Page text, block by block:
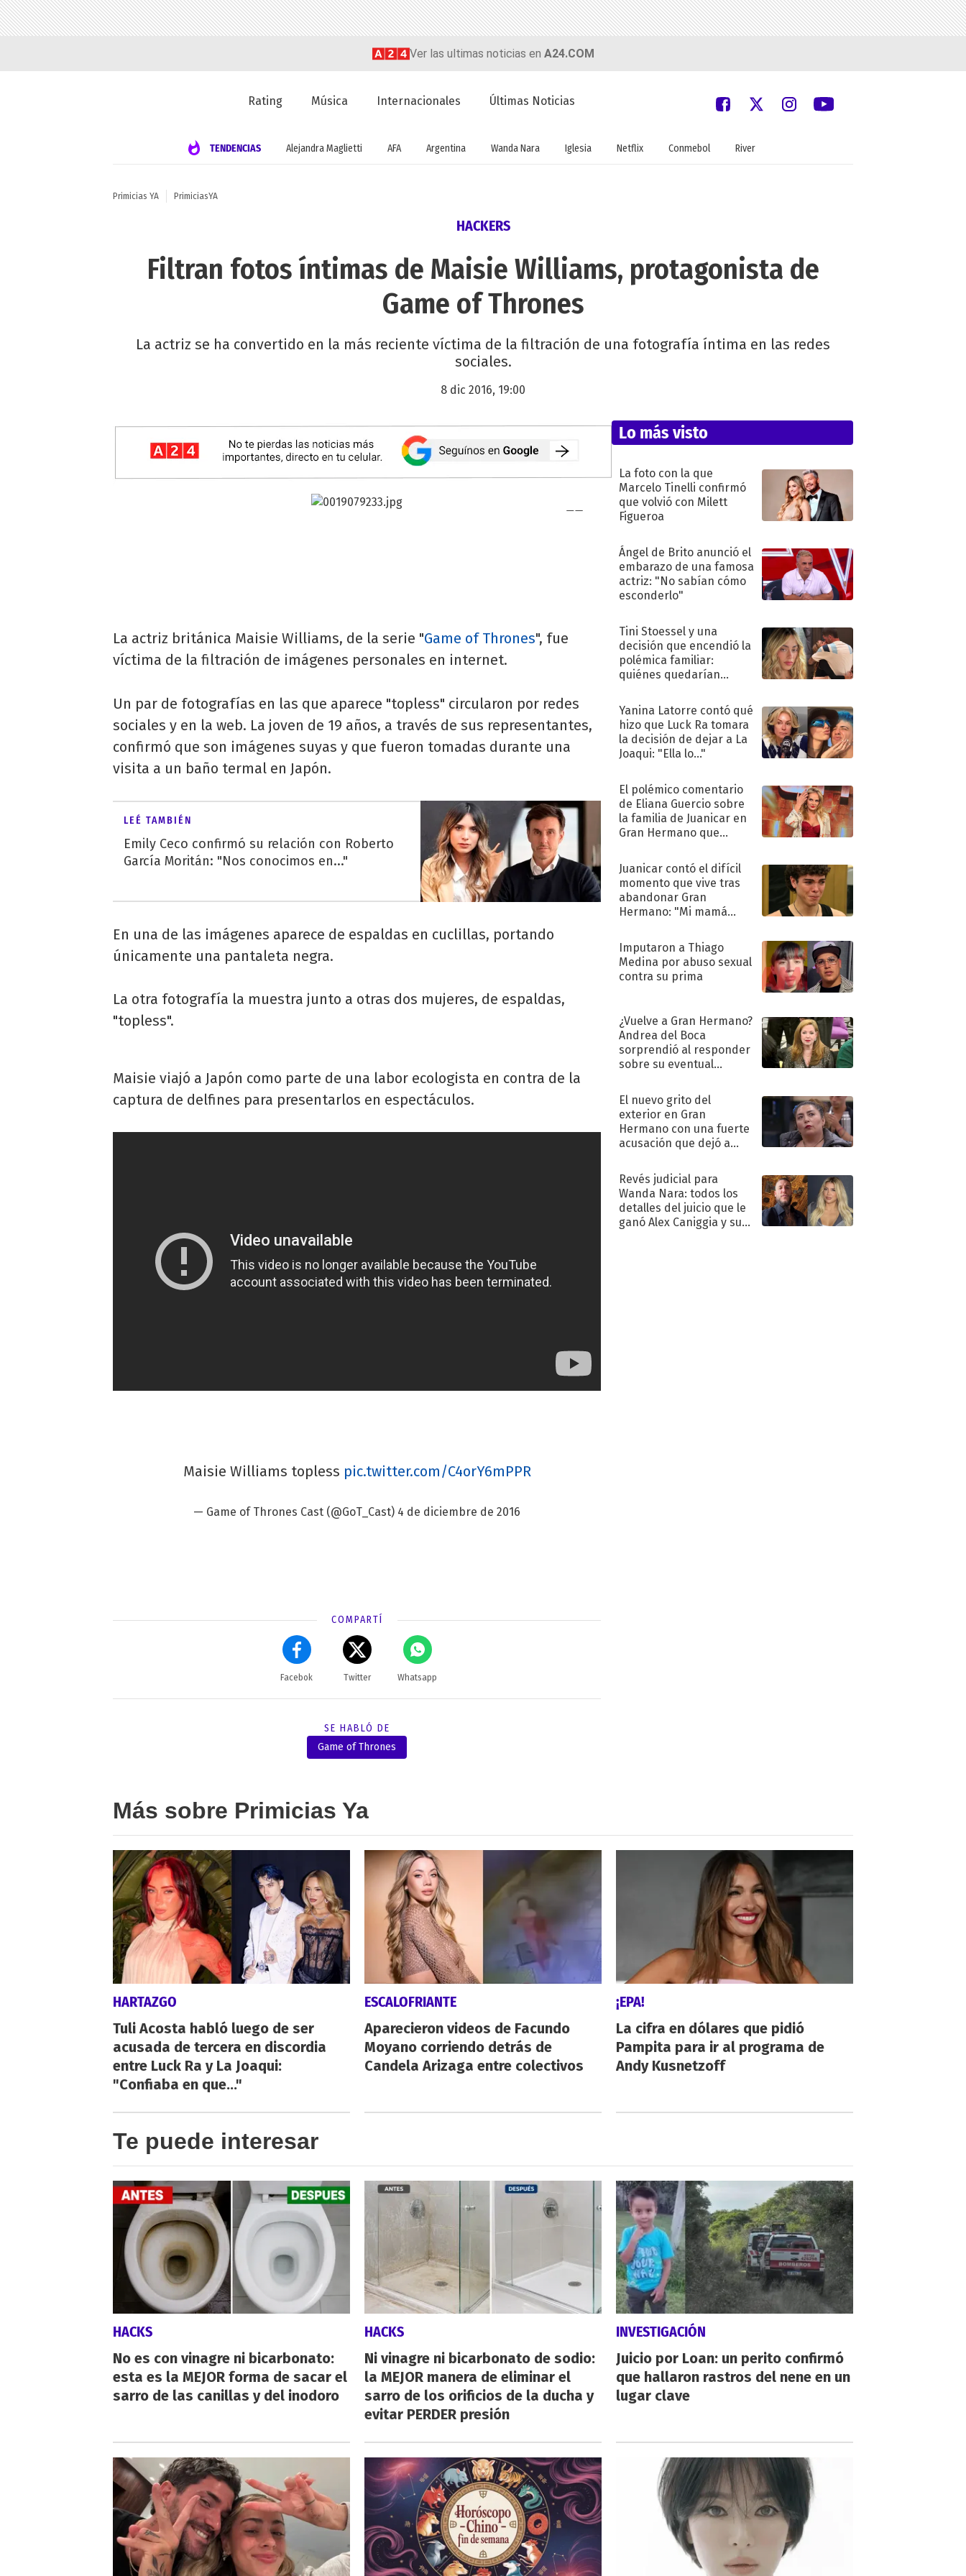
Ver las ultimas noticias en A24.COM
Rating Música Internacionales Últimas Noticias
TENDENCIAS Alejandra Maglietti AFA Argentina Wanda Nara Iglesia Netflix Conmebol River
Primicias YA PrimiciasYA
HACKERS
Filtran fotos íntimas de Maisie Williams, protagonista de
Game of Thrones
La actriz se ha convertido en la más reciente víctima de la filtración de una fotografía íntima en las redes
sociales.
8 dic 2016, 19:00
La actriz británica Maisie Williams, de la serie "Game of Thrones", fue
víctima de la filtración de imágenes personales en internet.
Un par de fotografías en las que aparece "topless" circularon por redes
sociales y en la web. La joven de 19 años, a través de sus representantes,
confirmó que son imágenes suyas y que fueron tomadas durante una
visita a un baño termal en Japón.
LEÉ TAMBIÉN
Emily Ceco confirmó su relación con Roberto
García Moritán: "Nos conocimos en..."
En una de las imágenes aparece de espaldas en cuclillas, portando
únicamente una pantaleta negra.
La otra fotografía la muestra junto a otras dos mujeres, de espaldas,
"topless".
Maisie viajó a Japón como parte de una labor ecologista en contra de la
captura de delfines para presentarlos en espectáculos.
Maisie Williams topless pic.twitter.com/C4orY6mPPR
— Game of Thrones Cast (@GoT_Cast) 4 de diciembre de 2016
COMPARTÍ
Facebok Twitter Whatsapp
SE HABLÓ DE
Game of Thrones
Lo más visto
La foto con la que
Marcelo Tinelli confirmó
que volvió con Milett
Figueroa
Ángel de Brito anunció el
embarazo de una famosa
actriz: "No sabían cómo
esconderlo"
Tini Stoessel y una
decisión que encendió la
polémica familiar:
quiénes quedarían
Yanina Latorre contó qué
hizo que Luck Ra tomara
la decisión de dejar a La
Joaqui: "Ella lo..."
El polémico comentario
de Eliana Guercio sobre
la familia de Juanicar en
Gran Hermano que
Juanicar contó el difícil
momento que vive tras
abandonar Gran
Hermano: "Mi mamá
Imputaron a Thiago
Medina por abuso sexual
contra su prima
¿Vuelve a Gran Hermano?
Andrea del Boca
sorprendió al responder
sobre su eventual
El nuevo grito del
exterior en Gran
Hermano con una fuerte
acusación que dejó a
"Traidora"
Revés judicial para
Wanda Nara: todos los
detalles del juicio que le
ganó Alex Caniggia y sus
Más sobre Primicias Ya
HARTAZGO
Tuli Acosta habló luego de ser
acusada de tercera en discordia
entre Luck Ra y La Joaqui:
"Confiaba en que..."
ESCALOFRIANTE
Aparecieron videos de Facundo
Moyano corriendo detrás de
Candela Arizaga entre colectivos
¡EPA!
La cifra en dólares que pidió
Pampita para ir al programa de
Andy Kusnetzoff
Te puede interesar
HACKS
No es con vinagre ni bicarbonato:
esta es la MEJOR forma de sacar el
sarro de las canillas y del inodoro
HACKS
Ni vinagre ni bicarbonato de sodio:
la MEJOR manera de eliminar el
sarro de los orificios de la ducha y
evitar PERDER presión
INVESTIGACIÓN
Juicio por Loan: un perito confirmó
que hallaron rastros del nene en un
lugar clave